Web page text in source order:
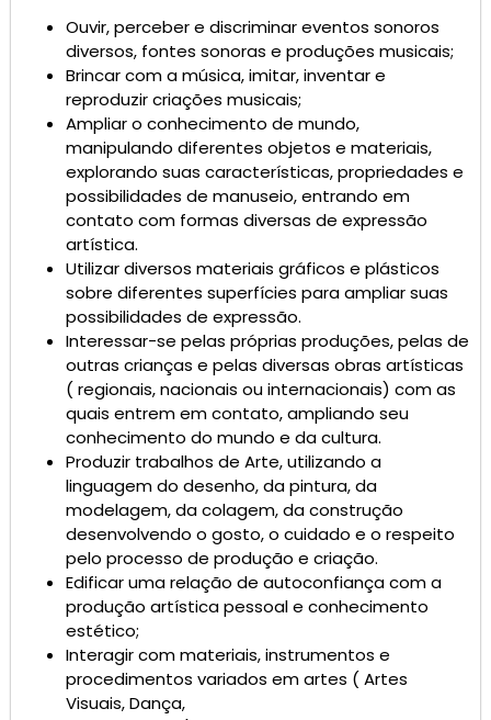
Ouvir, perceber e discriminar eventos sonoros
diversos, fontes sonoras e produções musicais;
Brincar com a música, imitar, inventar e
reproduzir criações musicais;
Ampliar o conhecimento de mundo,
manipulando diferentes objetos e materiais,
explorando suas características, propriedades e
possibilidades de manuseio, entrando em
contato com formas diversas de expressão
artística.
Utilizar diversos materiais gráficos e plásticos
sobre diferentes superfícies para ampliar suas
possibilidades de expressão.
Interessar-se pelas próprias produções, pelas de
outras crianças e pelas diversas obras artísticas
( regionais, nacionais ou internacionais) com as
quais entrem em contato, ampliando seu
conhecimento do mundo e da cultura.
Produzir trabalhos de Arte, utilizando a
linguagem do desenho, da pintura, da
modelagem, da colagem, da construção
desenvolvendo o gosto, o cuidado e o respeito
pelo processo de produção e criação.
Edificar uma relação de autoconfiança com a
produção artística pessoal e conhecimento
estético;
Interagir com materiais, instrumentos e
procedimentos variados em artes ( Artes
Visuais, Dança,